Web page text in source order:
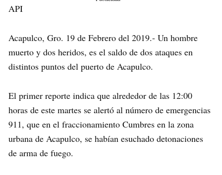
API
Acapulco, Gro. 19 de Febrero del 2019.- Un hombre
muerto y dos heridos, es el saldo de dos ataques en
distintos puntos del puerto de Acapulco.
El primer reporte indica que alrededor de las 12:00
horas de este martes se alertó al número de emergencias
911, que en el fraccionamiento Cumbres en la zona
urbana de Acapulco, se habían esuchado detonaciones
de arma de fuego.